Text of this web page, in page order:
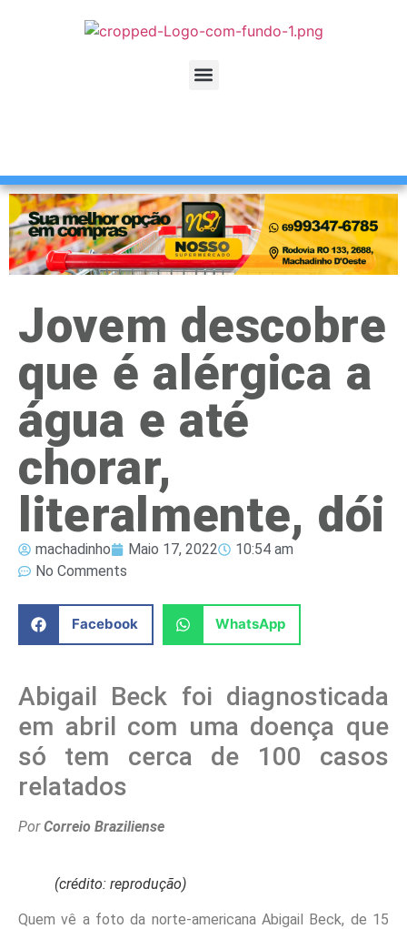
Jovem descobre
que é alérgica a
água e até
chorar,
literalmente, dói
machadinho Maio 17, 2022
10:54 am
No Comments
Facebook WhatsApp
Abigail Beck foi diagnosticada
em abril com uma doença que
só tem cerca de 100 casos
relatados
PorCorreio Braziliense
(crédito: reprodução)
Quem vê a foto da norte-americana Abigail Beck, de 15